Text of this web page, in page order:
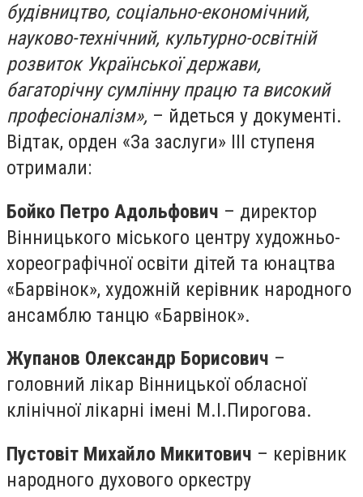
будівництво, соціально-економічний,
науково-технічний, культурно-освітній
розвиток Української держави,
багаторічну сумлінну працю та високий
професіоналізм», – йдеться у документі.
Відтак, орден «За заслуги» ІІІ ступеня
отримали:
Бойко Петро Адольфович – директор
Вінницького міського центру художньо-
хореографічної освіти дітей та юнацтва
«Барвінок», художній керівник народного
ансамблю танцю «Барвінок».
Жупанов Олександр Борисович –
головний лікар Вінницької обласної
клінічної лікарні імені М.І.Пирогова.
Пустовіт Михайло Микитович – керівник
народного духового оркестру